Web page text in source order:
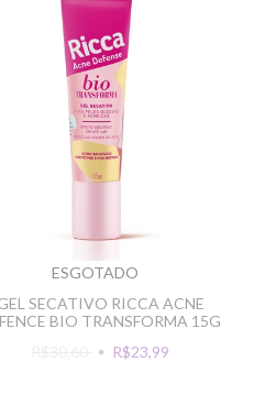
ESGOTADO
SECATIVO RICCA ACNE
BIO TRANSFORMA 15G
R$30,60
R$23,99